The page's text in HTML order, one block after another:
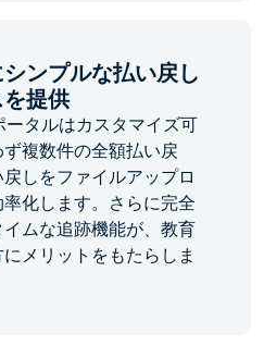
ンプルな払い戻し
提供
タルはカスタマイズ可
複数件の全額払い戻
しをファイルアップロ
化します。さらに完全
ムな追跡機能が、教育
メリットをもたらしま